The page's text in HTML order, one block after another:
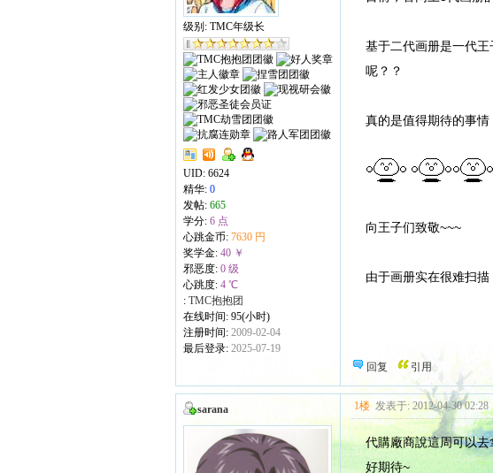
级别: TMC年级长
UID: 6624
精华: 0
发帖: 665
学分: 6 点
心跳金币: 7630 円
奖学金: 40 ￥
邪恶度: 0 级
心跳度: 4 ℃
: TMC抱抱团
在线时间: 95(小时)
注册时间: 2009-02-04
最后登录: 2025-07-19
基于二代画册是一代
呢？？
真的是值得期待的事
向王子们致敬~~~
由于画册实在很难扫描
回复 引用
sarana 1楼 发表于: 2012-04-30 02:28
代購廠商說這周可以
好期待~